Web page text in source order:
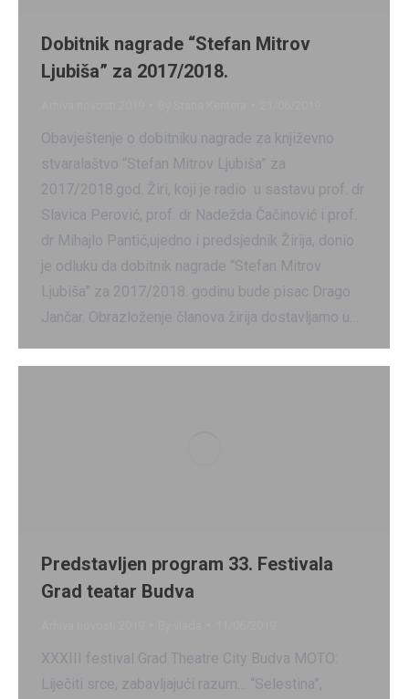
Dobitnik nagrade “Stefan Mitrov
Ljubiša” za 2017/2018.
Obavještenje o dobitniku nagrade za književno
stvaralaštvo “Stefan Mitrov Ljubiša” za
2017/2018.god. Žiri, koji je radio u sastavu prof. dr
Slavica Perović, prof. dr Nadežda Čačinović i prof.
dr Mihajlo Pantić,ujedno i predsjednik Žirija, donio
je odluku da dobitnik nagrade “Stefan Mitrov
Ljubiša” za 2017/2018. godinu bude pisac Drago
Jančar. Obrazloženje članova žirija dostavljamo u…
Predstavljen program 33. Festivala
Grad teatar Budva
XXXIII festival Grad Theatre City Budva MOTO:
Liječiti srce, zabavljajući razum… “Selestina”,